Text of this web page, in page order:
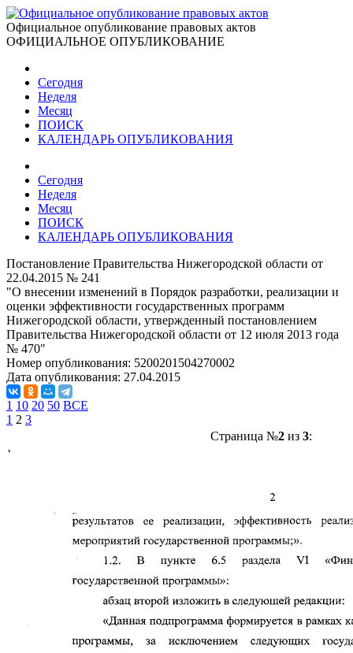
Официальное опубликование правовых актов
ОФИЦИАЛЬНОЕ ОПУБЛИКОВАНИЕ
Сегодня
Неделя
Месяц
ПОИСК
КАЛЕНДАРЬ ОПУБЛИКОВАНИЯ
Сегодня
Неделя
Месяц
ПОИСК
КАЛЕНДАРЬ ОПУБЛИКОВАНИЯ
Постановление Правительства Нижегородской области от
22.04.2015 № 241
"О внесении изменений в Порядок разработки, реализации и
оценки эффективности государственных программ
Нижегородской области, утвержденный постановлением
Правительства Нижегородской области от 12 июля 2013 года
№ 470"
Номер опубликования: 5200201504270002
Дата опубликования: 27.04.2015
1 10 20 50 ВСЕ
1 2 3
Страница №2из 3: